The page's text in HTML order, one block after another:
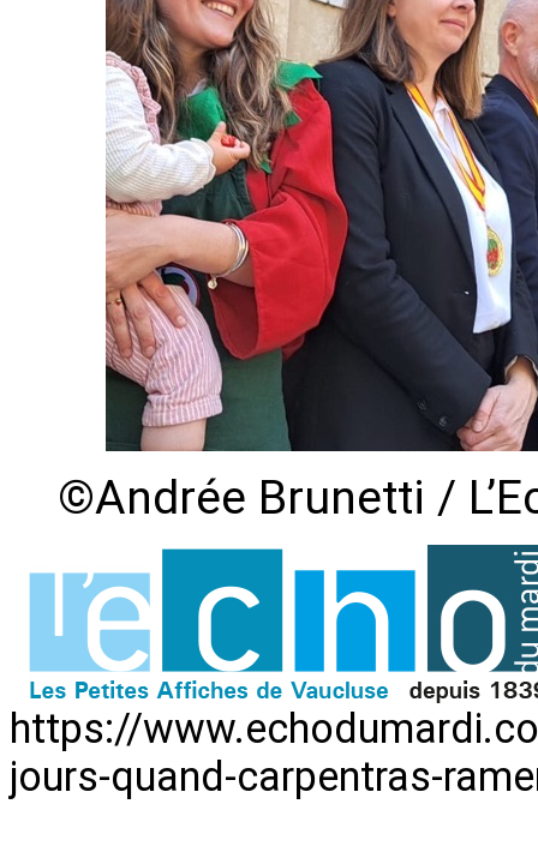
©Andrée Brunetti /
https://
jours-quand-carpentras-